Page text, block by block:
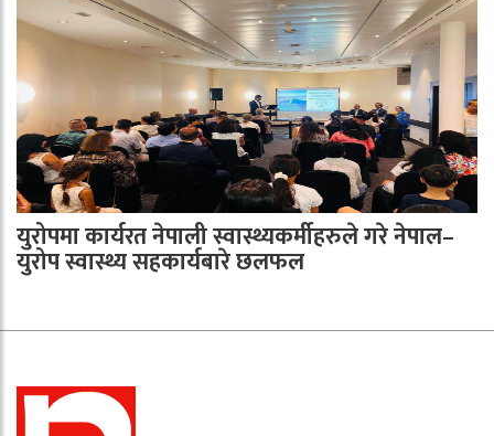
युरोपमा कार्यरत नेपाली स्वास्थ्यकर्मीहरुले गरे नेपाल–
युरोप स्वास्थ्य सहकार्यबारे छलफल